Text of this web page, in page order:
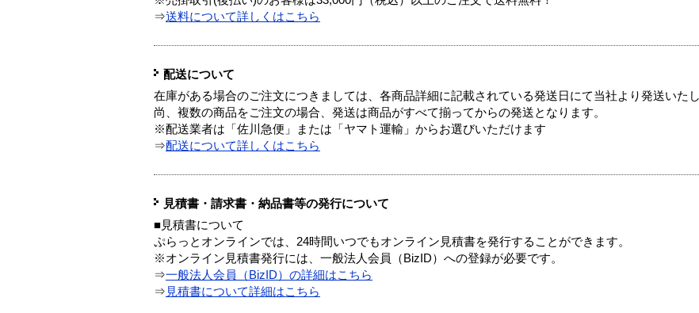
⇒送料について詳しくはこちら
配送について
在庫がある場合のご注文につきましては、各商品詳細に記載されている発送日にて当社より発送いたし
尚、複数の商品をご注文の場合、発送は商品がすべて揃ってからの発送となります。
※配送業者は「佐川急便」または「ヤマト運輸」からお選びいただけます
⇒配送について詳しくはこちら
見積書・請求書・納品書等の発行について
■見積書について
ぷらっとオンラインでは、24時間いつでもオンライン見積書を発行することができます。
※オンライン見積書発行には、一般法人会員（BizID）への登録が必要です。
⇒一般法人会員（BizID）の詳細はこちら
⇒ 見積書について詳細はこちら